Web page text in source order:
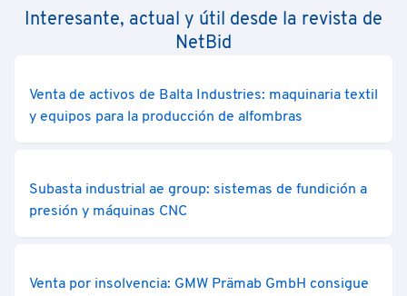
Interesante, actual y útil desde la revista de
NetBid
Venta de activos de Balta Industries: maquinaria textil
y equipos para la producción de alfombras
Subasta industrial ae group: sistemas de fundición a
presión y máquinas CNC
Venta por insolvencia: GMW Prämab GmbH consigue